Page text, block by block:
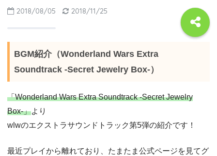
2018/08/05 2018/11/25
BGM紹介（Wonderland Wars Extra
Soundtrack -Secret Jewelry Box-）
「Wonderland Wars Extra Soundtrack -Secret Jewelry
Box-」より
wlwのエクストラサウンドトラック第5弾の紹介です！
最近プレイから離れており、たまたま公式ページを見てグ